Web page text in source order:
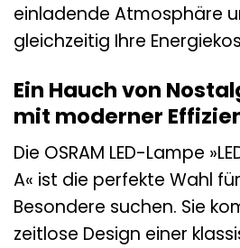
einladende Atmosphäre
gleichzeitig Ihre
Ein Hauch von
mit moderner
Die OSRAM LED-Lampe
A« ist die perfekte Wahl
Besondere suchen. Sie
zeitlose Design einer